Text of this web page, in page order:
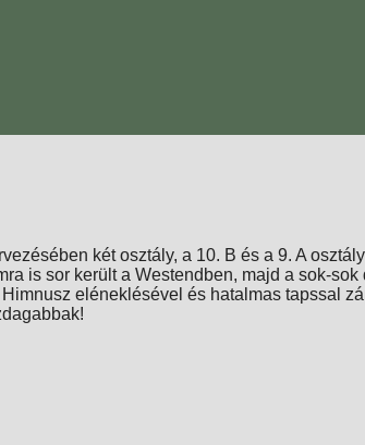
két osztály, a 10. B és a 9. A
is sor került a Westendben, majd a sok-
eléneklésével és hatalmas tapssal